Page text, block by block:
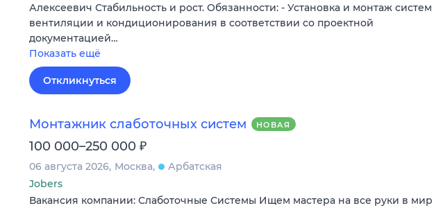
Алексеевич Стабильность и рост. Обязанности: - Установка и монтаж систем
вентиляции и кондиционирования в соответствии со проектной
документацией…
Показать ещё
Откликнуться
Монтажник слаботочных систем НОВАЯ
100 000–250 000 ₽
06 августа 2026 Москва
Арбатская
Jobers
Вакансия компании: Слаботочные Системы Ищем мастера на все руки в мир